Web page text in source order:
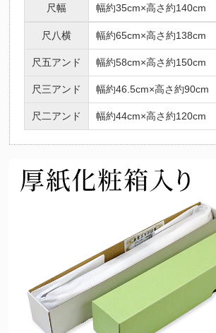
尺幅 幅約35cm×高さ約140cm
尺八横 幅約65cm×高さ約138cm
尺五アンド 幅約58cm×高さ約150cm
尺三アンド 幅約46.5cm×高さ約90cm
尺二アンド 幅約44cm×高さ約120cm